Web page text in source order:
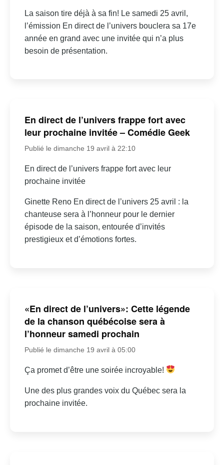
La saison tire déjà à sa fin! Le samedi 25 avril,
l’émission En direct de l’univers bouclera sa 17e
année en grand avec une invitée qui n’a plus
besoin de présentation.
En direct de l’univers frappe fort avec
leur prochaine invitée – Comédie Geek
Publié le dimanche 19 avril à 22:10
En direct de l’univers frappe fort avec leur
prochaine invitée
Ginette Reno En direct de l’univers 25 avril : la
chanteuse sera à l’honneur pour le dernier
épisode de la saison, entourée d’invités
prestigieux et d’émotions fortes.
«En direct de l’univers»: Cette légende
de la chanson québécoise sera à
l’honneur samedi prochain
Publié le dimanche 19 avril à 05:00
Ça promet d’être une soirée incroyable!
Une des plus grandes voix du Québec sera la
prochaine invitée.